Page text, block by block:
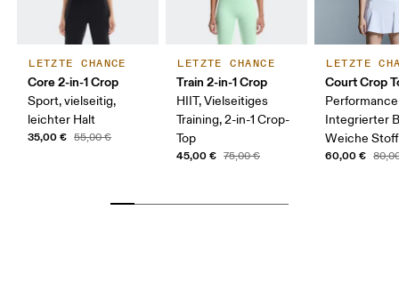
LETZTE CHANCE
Core 2-in-1 Crop
Sport, vielseitig,
leichter Halt
35,00 € 55,00 €
LETZTE CHANCE
Train 2-in-1 Crop
HIIT, Vielseitiges
Training, 2-in-1 Crop-
Top
45,00 € 75,00 €
LETZTE
Court Crop
Integrierter
Weiche
60,00 €